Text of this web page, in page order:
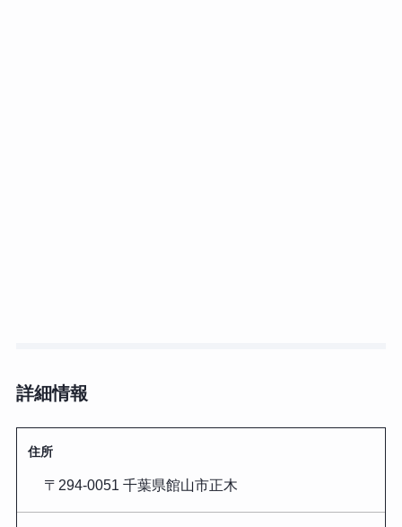
詳細情報
住所
〒294-0051 千葉県館山市正木